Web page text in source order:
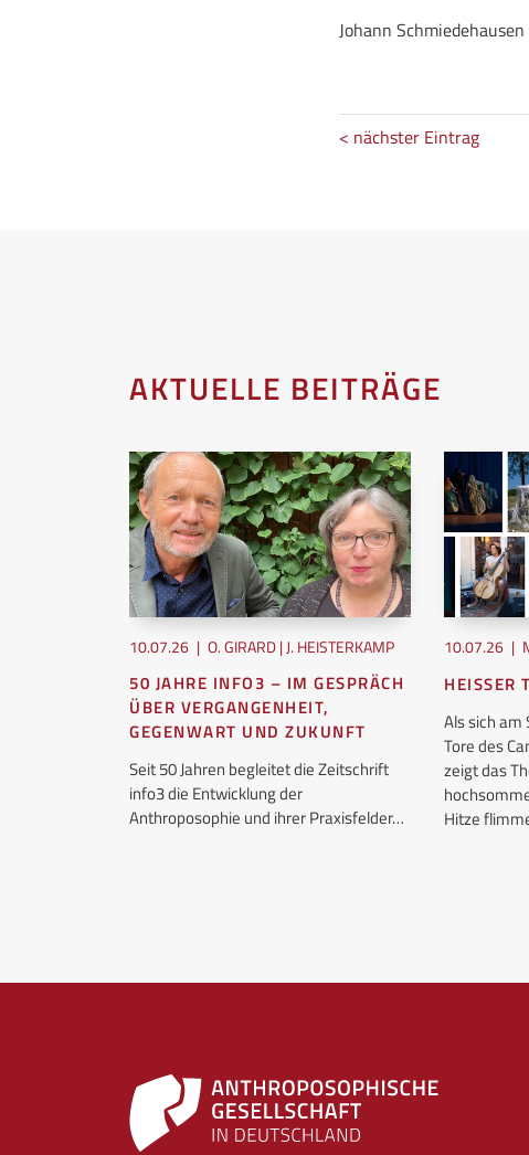
Johann
< nächster Eintrag
AKTUELLE BEITRÄGE
10.07.26 | O. GIRARD | J. HEISTERKAMP
50 JAHRE INFO3 – IM GESPRÄCH
ÜBER VERGANGENHEIT,
GEGENWART UND ZUKUNFT
Seit 50 Jahren begleitet die Zeitschrift
info3 die Entwicklung der
Anthroposophie und ihrer Praxisfelder…
10.07.26 |
HEISSER
Als sich
Tore des
zeigt das
Hitze